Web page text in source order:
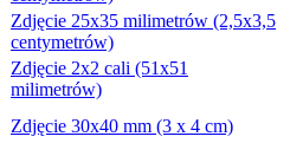
Zdjęcie 25x35 milimetrów (2,5x3,5
centymetrów)
Zdjęcie 2x2 cali (51x51
milimetrów)
Zdjęcie 30x40 mm (3 x 4 cm)